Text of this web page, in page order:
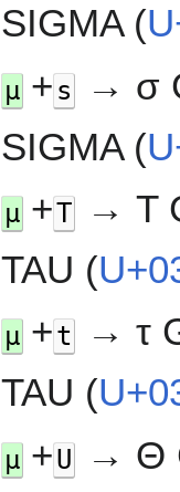
SIGMA (
µ +s
→ σ
SIGMA (
µ +T
→ Τ
TAU (
µ +t
→ τ
TAU (
µ +U
→ Θ